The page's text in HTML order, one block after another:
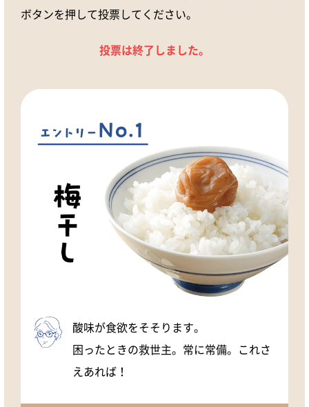
ボタンを押して投票してください。
投票は終了しました。
酸味が食欲をそそります。
困ったときの救世主。常に常備。これさ
えあれば！